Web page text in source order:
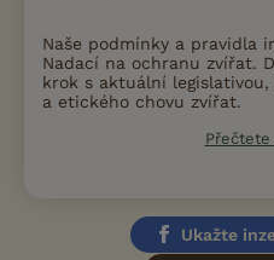
Naše podmínky a pravidla
Nadací na ochranu zvířat.
krok s aktuální
a etického chovu zvířat.
Přečtete
Ukažte